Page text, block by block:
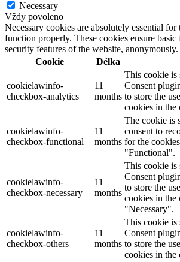
Necessary
Vždy povoleno
Necessary cookies are absolutely essential for
function properly. These cookies ensure
security features of the website, anonymously.
Cookie
Délka
cookielawinfo-
checkbox-analytics
11
months
This cookie is
Consent
to store the
cookies in
cookielawinfo-
checkbox-functional
11
months
The cookie is
consent to
for the
"Functional".
cookielawinfo-
checkbox-necessary
11
months
This cookie is
Consent
to store the
cookies in the
"Necessary".
cookielawinfo-
checkbox-others
11
months
This cookie is
Consent
to store the
cookies in the